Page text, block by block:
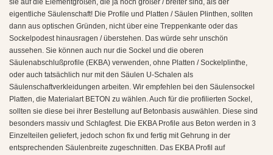
sie auf die Elementgrößen, die ja noch größer / breiter sind, als der
eigentliche Säulenschaft! Die Profile und Platten / Säulen Plinthen, sollten
dann aus optischen Gründen, nicht über eine Treppenkante oder das
Sockelpodest hinausragen / überstehen. Das würde sehr unschön
aussehen. Sie können auch nur die Sockel und die oberen
Säulenabschlußprofile (EKBA) verwenden, ohne Platten / Sockelplinthe,
oder auch tatsächlich nur mit den Säulen U-Schalen als
Säulenschaftverkleidungen arbeiten. Wir empfehlen bei den Säulensockel
Platten, die Materialart BETON zu wählen. Auch für die profilierten Sockel,
sollten sie diese bei ihrer Bestellung auf Betonbasis auswählen. Diese sind
besonders massiv und Schlagfest. Die EKBA Profile aus Beton werden in 3
Einzelteilen geliefert, jedoch schon fix und fertig mit Gehrung in der
entsprechenden Säulenbreite zugeschnitten. Das EKBA Profil auf